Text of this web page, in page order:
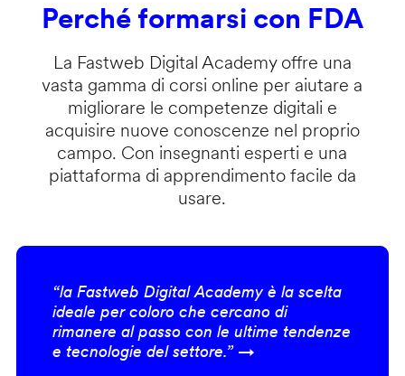
Perché formarsi con FDA
La Fastweb Digital Academy offre una
vasta gamma di corsi online per aiutare a
migliorare le competenze digitali e
acquisire nuove conoscenze nel proprio
campo. Con insegnanti esperti e una
piattaforma di apprendimento facile da
usare.
“la Fastweb Digital Academy è la scelta
ideale per coloro che cercano di
rimanere al passo con le ultime tendenze
e tecnologie del settore.” →